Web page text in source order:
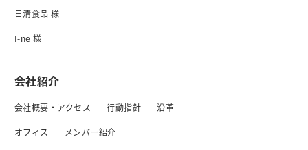
日清食品 様
I-ne 様
会社紹介
会社概要・アクセス 行動指針 沿革
オフィス メンバー紹介